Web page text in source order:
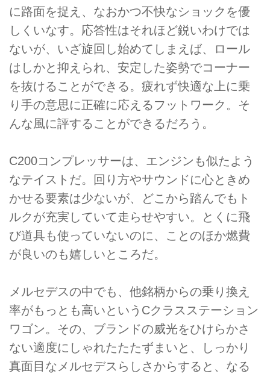
に路面を捉え、なおかつ不快なショックを優
しくいなす。応答性はそれほど鋭いわけでは
ないが、いざ旋回し始めてしまえば、ロール
はしかと抑えられ、安定した姿勢でコーナー
を抜けることができる。疲れず快適な上に乗
り手の意思に正確に応えるフットワーク。そ
んな風に評することができるだろう。
C200コンプレッサーは、エンジンも似たよう
なテイストだ。回り方やサウンドに心ときめ
かせる要素は少ないが、どこから踏んでもト
ルクが充実していて走らせやすい。とくに飛
び道具も使っていないのに、ことのほか燃費
が良いのも嬉しいところだ。
メルセデスの中でも、他銘柄からの乗り換え
率がもっとも高いというCクラスステーション
ワゴン。その、ブランドの威光をひけらかさ
ない適度にしゃれたたたずまいと、しっかり
真面目なメルセデスらしさからすると、なる